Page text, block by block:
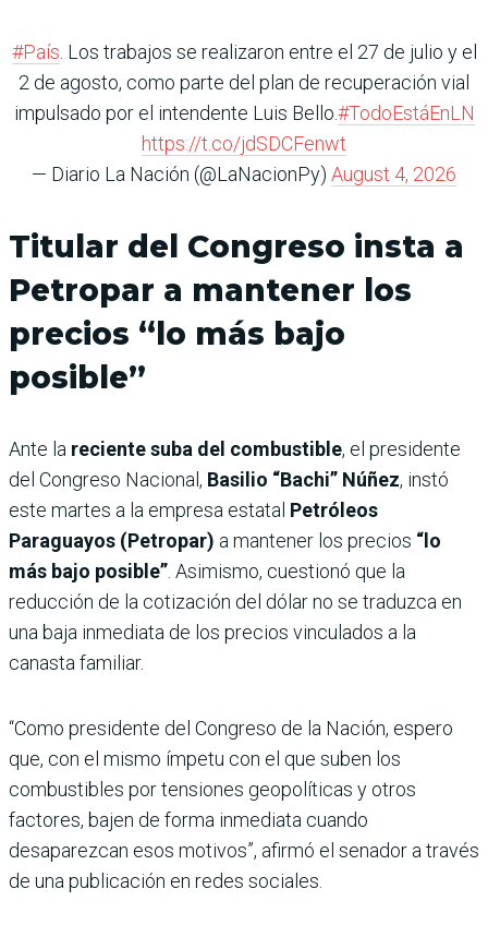
#País. Los trabajos se realizaron entre el 27 de julio y el
2 de agosto, como parte del plan de recuperación vial
impulsado por el intendente Luis Bello.#TodoEstáEnLN
https://t.co/jdSDCFenwt
— Diario La Nación (@LaNacionPy) August 4, 2026
Titular del Congreso insta a
Petropar a mantener los
precios “lo más bajo
posible”
Ante la reciente suba del combustible, el presidente
del Congreso Nacional, Basilio “Bachi” Núñez, instó
este martes a la empresa estatal Petróleos
Paraguayos (Petropar) a mantener los precios “lo
más bajo posible”. Asimismo, cuestionó que la
reducción de la cotización del dólar no se traduzca en
una baja inmediata de los precios vinculados a la
canasta familiar.
“Como presidente del Congreso de la Nación, espero
que, con el mismo ímpetu con el que suben los
combustibles por tensiones geopolíticas y otros
factores, bajen de forma inmediata cuando
desaparezcan esos motivos”, afirmó el senador a través
de una publicación en redes sociales.